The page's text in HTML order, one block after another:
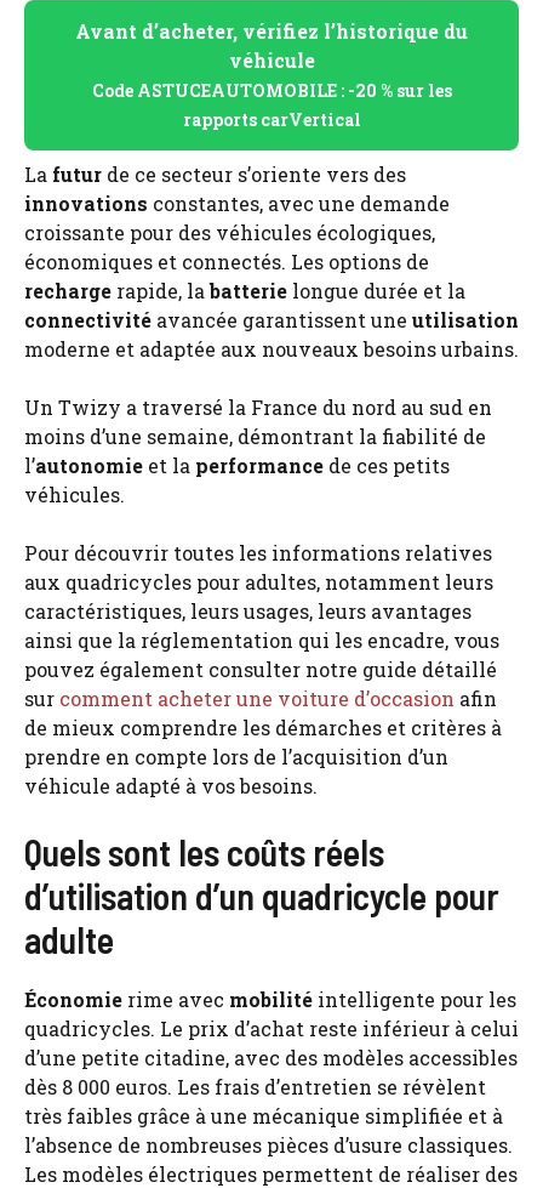
Avant d’acheter, vérifiez l’historique du
véhicule
Code ASTUCEAUTOMOBILE : -20 % sur les
rapports carVertical
La futur de ce secteur s’oriente vers des
innovations constantes, avec une demande
croissante pour des véhicules écologiques,
économiques et connectés. Les options de
recharge rapide, labatterie longue durée et la
connectivité avancée garantissent une utilisation
moderne et adaptée aux nouveaux besoins urbains.
Un Twizy a traversé la France du nord au sud en
moins d’une semaine, démontrant la fiabilité de
l’autonomie et la performance de ces petits
véhicules.
Pour découvrir toutes les informations relatives
aux quadricycles pour adultes, notamment leurs
caractéristiques, leurs usages, leurs avantages
ainsi que la réglementation qui les encadre, vous
pouvez également consulter notre guide détaillé
sur comment acheter une voiture d’occasion afin
de mieux comprendre les démarches et critères à
prendre en compte lors de l’acquisition d’un
véhicule adapté à vos besoins.
Quels sont les coûts réels
d’utilisation d’un quadricycle pour
adulte
Économie rime avec mobilité intelligente pour les
quadricycles. Le prix d’achat reste inférieur à celui
d’une petite citadine, avec des modèles accessibles
dès 8 000 euros. Les frais d’entretien se révèlent
très faibles grâce à une mécanique simplifiée et à
l’absence de nombreuses pièces d’usure classiques.
Les modèles électriques permettent de réaliser des